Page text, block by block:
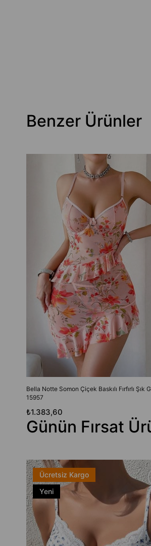
Benzer Ürünler
Bella Notte Somon Çiçek Baskılı Fırfırlı Şık
15957
₺1.383,60
Günün Fırsat
Ücretsiz Kargo
Yeni
Ürün